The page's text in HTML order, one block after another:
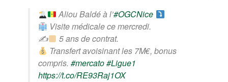
Aliou Baldé à l’#OGCNice
Visite médicale ce mercredi.
✍
5 ans de contrat.
Transfert avoisinant les 7M€, bonus
compris. #mercato#Ligue1
https://t.co/RE93Raj1OX